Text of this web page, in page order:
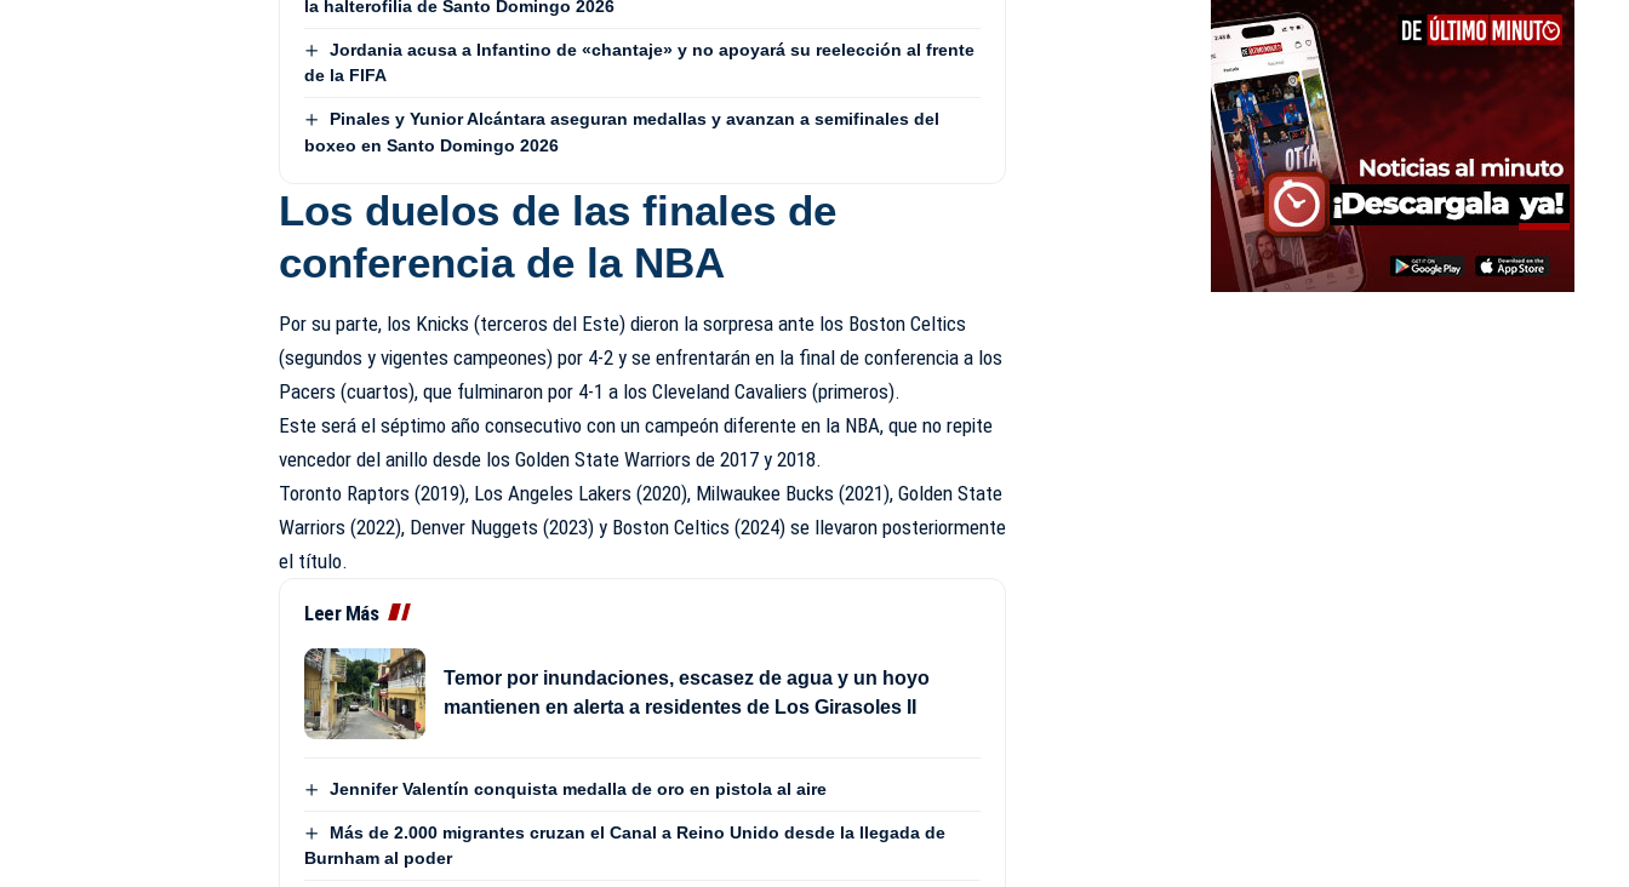
la halterofilia de Santo Domingo 2026
Jordania acusa a Infantino de «chantaje» y no apoyará su reelección al frente
de la FIFA
Pinales y Yunior Alcántara aseguran medallas y avanzan a semifinales del
boxeo en Santo Domingo 2026
Los duelos de las finales de
conferencia de la NBA
Por su parte, los Knicks (terceros del Este) dieron la sorpresa ante los Boston Celtics
(segundos y vigentes campeones) por 4-2 y se enfrentarán en la final de conferencia a los
Pacers (cuartos), que fulminaron por 4-1 a los Cleveland Cavaliers (primeros).
Este será el séptimo año consecutivo con un campeón diferente en la NBA, que no repite
vencedor del anillo desde los Golden State Warriors de 2017 y 2018.
Toronto Raptors (2019), Los Angeles Lakers (2020), Milwaukee Bucks (2021), Golden State
Warriors (2022), Denver Nuggets (2023) y Boston Celtics (2024) se llevaron posteriormente
el título.
Leer Más
Temor por inundaciones, escasez de agua y un hoyo
mantienen en alerta a residentes de Los Girasoles II
Jennifer Valentín conquista medalla de oro en pistola al aire
Más de 2.000 migrantes cruzan el Canal a Reino Unido desde la llegada de
Burnham al poder